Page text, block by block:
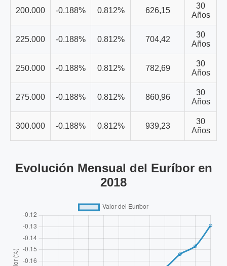
200.000 -0.188% 0.812% 626,15
30
Años
225.000 -0.188% 0.812% 704,42
30
Años
250.000 -0.188% 0.812% 782,69
30
Años
275.000 -0.188% 0.812% 860,96
30
Años
300.000 -0.188% 0.812% 939,23
30
Años
Evolución Mensual del Euríbor en
2018